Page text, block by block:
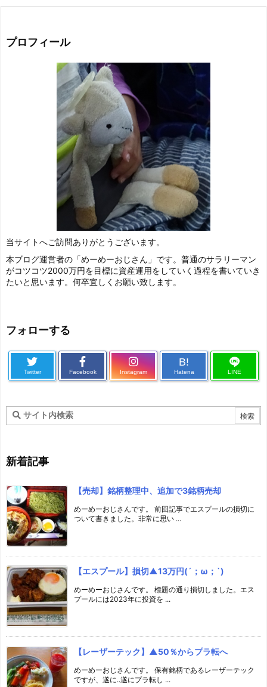
プロフィール
当サイトへご訪問ありがとうございます。
本ブログ運営者の「めーめーおじさん」です。普通のサラリーマン
がコツコツ2000万円を目標に資産運用をしていく過程を書いていき
たいと思います。何卒宜しくお願い致します。
フォローする
Twitter Facebook Instagram
B!
Hatena LINE
新着記事
【売却】銘柄整理中、追加で3銘柄売却
めーめーおじさんです。 前回記事でエスプールの損切に
ついて書きました。非常に思い ...
【エスプール】損切▲13万円(´；ω；`)
めーめーおじさんです。 標題の通り損切しました。エス
プールには2023年に投資を ...
【レーザーテック】▲50％からプラ転へ
めーめーおじさんです。 保有銘柄であるレーザーテック
ですが、遂に..遂にプラ転し ...